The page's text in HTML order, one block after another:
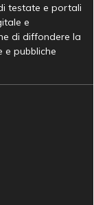
testate e portali
e
di diffondere la
e pubbliche